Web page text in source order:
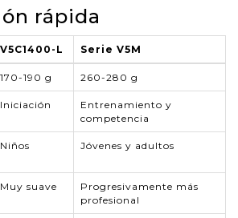
rápida
V5C1400-L Serie V5M
170-190 g 260-280 g
Iniciación
Entrenamiento y
competencia
Niños Jóvenes y adultos
Muy suave
Progresivamente más
profesional